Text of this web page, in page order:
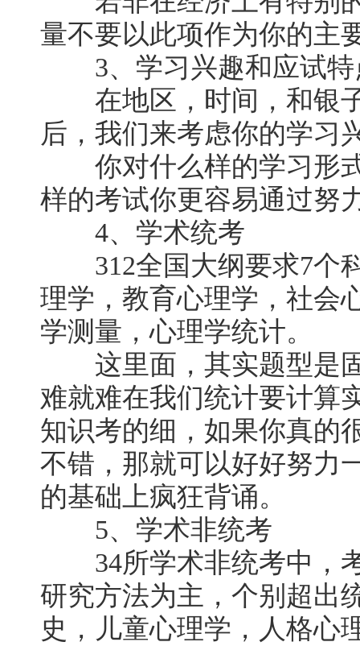
量不要以此项作为你的主
3、学习兴趣和应试特
在地区，时间，和银子
后，我们来考虑你的学习
你对什么样的学习形式
样的考试你更容易通过努
4、学术统考
312全国大纲要求7个
理学，教育心理学，社会
学测量，心理学统计。
这里面，其实题型是固
难就难在我们统计要计算
知识考的细，如果你真的
不错，那就可以好好努力
的基础上疯狂背诵。
5、学术非统考
34所学术非统考中，
研究方法为主，个别超出
史，儿童心理学，人格心